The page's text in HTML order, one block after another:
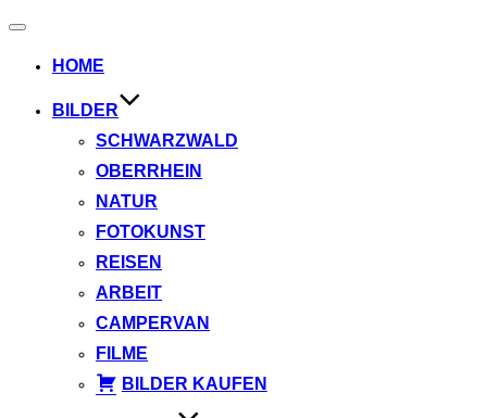
Navigation
HOME
BILDER
SCHWARZWALD
OBERRHEIN
NATUR
FOTOKUNST
REISEN
ARBEIT
CAMPERVAN
FILME
BILDER KAUFEN